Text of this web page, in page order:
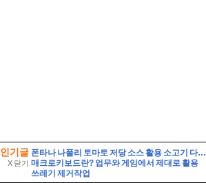
인기글
X 닫기
폰타나 나폴리 토마토 저당 소스 활용 소고기 다짐육 파스타 레시피 유기농 통밀면 삶는 시간 꿀팁
매크로키보드란? 업무와 게임에서 제대로 활용
쓰레기 제거작업